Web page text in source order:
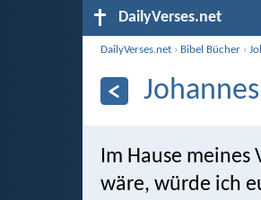
DailyVerses.net
DailyVerses.net › Bibel Bücher ›
Im Hause
wäre, würde ich